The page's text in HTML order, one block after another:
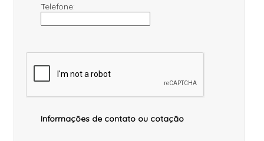
Telefone:
Informações de contato ou cotação